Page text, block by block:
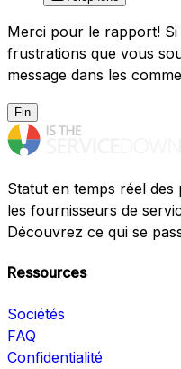
Merci pour le rapport! Si
frustrations que vous
message dans les
Fin
Statut en temps réel
les fournisseurs de
Découvrez ce qui se
Ressources
Sociétés
FAQ
Confidentialité